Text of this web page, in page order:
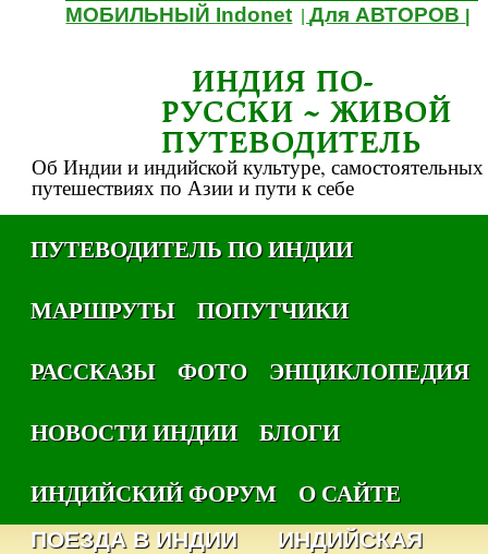
МОБИЛЬНЫЙ Indonet |Для АВТОРОВ
ИНДИЯ ПО-
РУССКИ ~ ЖИВОЙ
ПУТЕВОДИТЕЛЬ
Об Индии и индийской культуре, самостоятельных
путешествиях по Азии и пути к себе
ПУТЕВОДИТЕЛЬ ПО ИНДИИ
МАРШРУТЫ
ПОПУТЧИКИ
РАССКАЗЫ
ФОТО
ЭНЦИКЛОПЕДИЯ
НОВОСТИ ИНДИИ
БЛОГИ
ИНДИЙСКИЙ ФОРУМ
О САЙТЕ
ПОЕЗДА В ИНДИИ
ИНДИЙСКАЯ